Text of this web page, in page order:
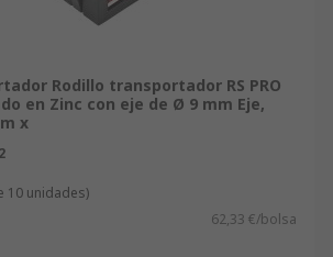
aplicación de un rodillo para
para garantizar la
Rodillo transportador RS PRO
en Zinc con eje de Ø 9 mm Eje,
x
10 unidades)
62,33 €/bolsa